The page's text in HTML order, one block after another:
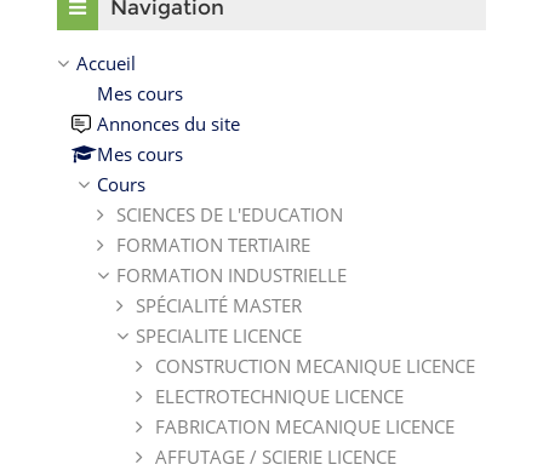
Navigation
Accueil
Mes cours
Annonces du site
Mes cours
Cours
SCIENCES DE L'EDUCATION
FORMATION TERTIAIRE
FORMATION INDUSTRIELLE
SPÉCIALITÉ MASTER
SPECIALITE LICENCE
CONSTRUCTION MECANIQUE LICENCE
ELECTROTECHNIQUE LICENCE
FABRICATION MECANIQUE LICENCE
AFFUTAGE / SCIERIE LICENCE